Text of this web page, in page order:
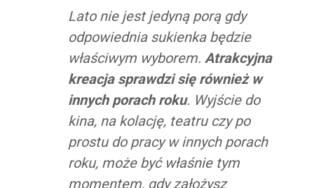
Lato nie jest jedyną porą gdy
odpowiednia sukienka będzie
właściwym wyborem. Atrakcyjna
kreacja sprawdzi się również w
innych porach roku. Wyjście do
kina, na kolację, teatru czy po
prostu do pracy w innych porach
roku, może być właśnie tym
momentem, gdy założysz